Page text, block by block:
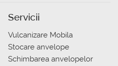
Servicii
Vulcanizare Mobila
Stocare anvelope
Schimbarea anvelopelor